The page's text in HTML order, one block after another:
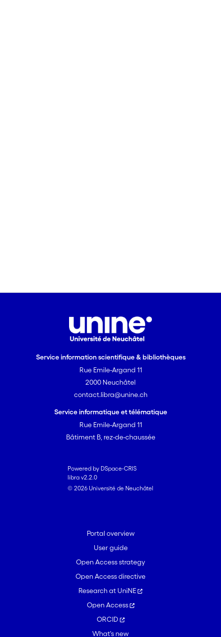
Service information scientifique & bibliothèques
Rue Emile-Argand 11
2000 Neuchâtel
contact.libra@unine.ch
Service informatique et télématique
Rue Emile-Argand 11
Bâtiment B, rez-de-chaussée
Powered by DSpace-CRIS
libra v2.2.0
© 2026 Université de Neuchâtel
Portal overview
User guide
Open Access strategy
Open Access directive
Research at UniNE
Open Access
ORCID
What's new